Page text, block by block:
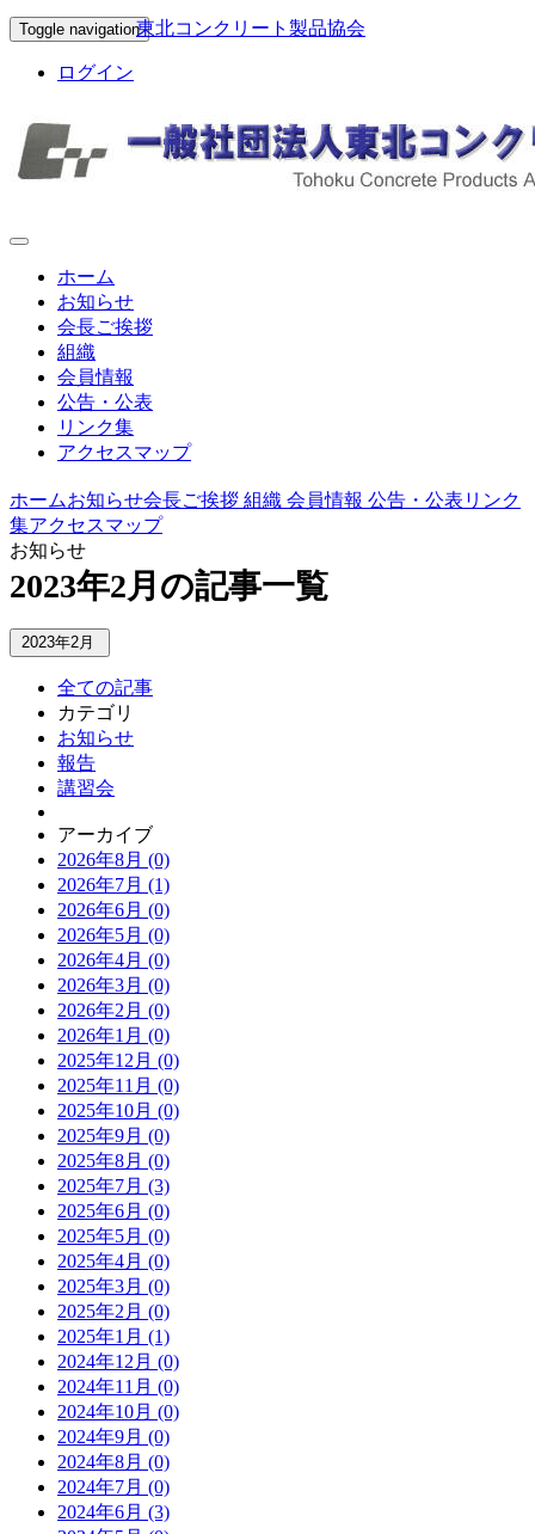
Toggle navigation東北コンクリート製品協会
ログイン
ホーム
お知らせ
会長ご挨拶
組織
会員情報
公告・公表
リンク集
アクセスマップ
ホームお知らせ会長ご挨拶 組織 会員情報 公告・公表 リンク
集アクセスマップ
お知らせ
2023年2月の記事一覧
2023年2月
全ての記事
カテゴリ
お知らせ
報告
講習会
アーカイブ
2026年8月 (0)
2026年7月 (1)
2026年6月 (0)
2026年5月 (0)
2026年4月 (0)
2026年3月 (0)
2026年2月 (0)
2026年1月 (0)
2025年12月 (0)
2025年11月 (0)
2025年10月 (0)
2025年9月 (0)
2025年8月 (0)
2025年7月 (3)
2025年6月 (0)
2025年5月 (0)
2025年4月 (0)
2025年3月 (0)
2025年2月 (0)
2025年1月 (1)
2024年12月 (0)
2024年11月 (0)
2024年10月 (0)
2024年9月 (0)
2024年8月 (0)
2024年7月 (0)
2024年6月 (3)